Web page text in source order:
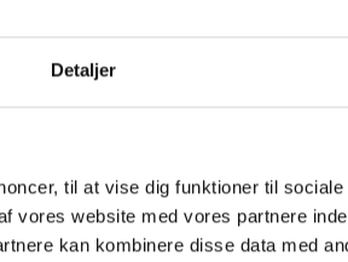
Detaljer
til at vise dig funktioner til
vores website med vores partnere
kan kombinere disse data med
Dag på Medierådets side her